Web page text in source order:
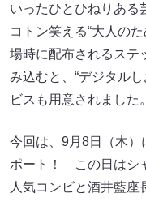
いったひとひねりある
コトン笑える“大人の
場時に配布されるステ
み込むと、“デジタル
ビスも用意されました。
今回は、9月8日（木）
ポート！ この日はシ
人気コンビと酒井藍